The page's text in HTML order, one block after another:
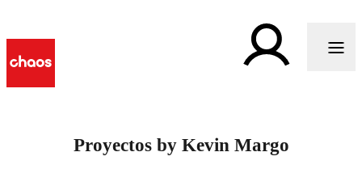
Proyectos by Kevin Margo